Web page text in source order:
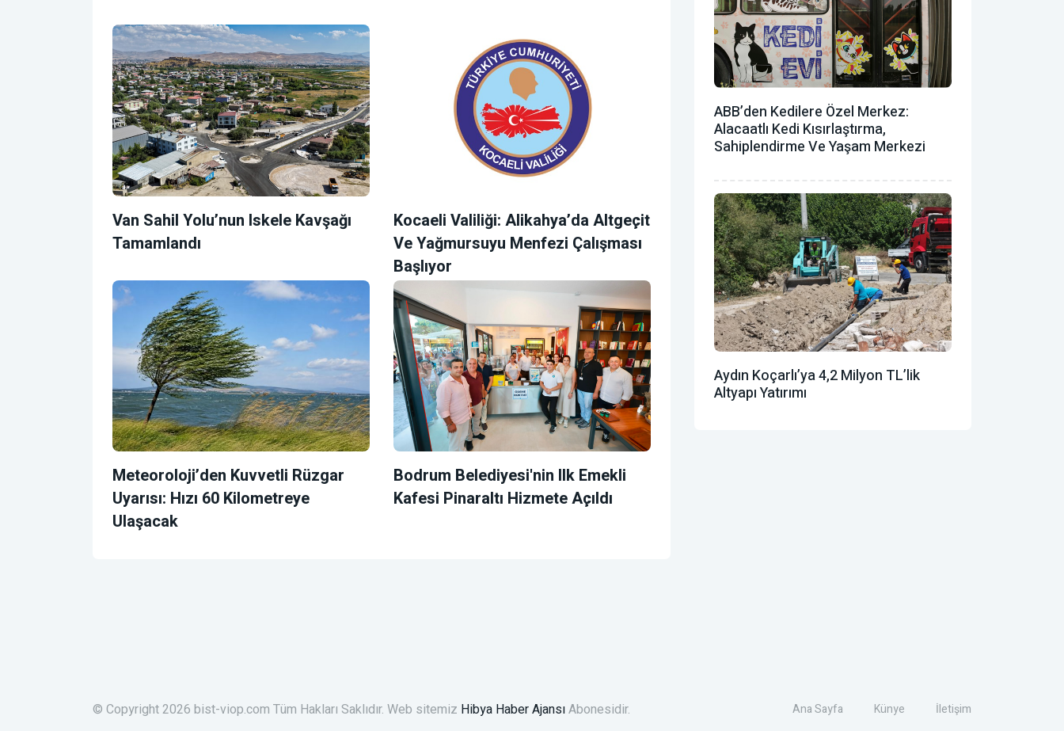
Van Sahil Yolu’nun Iskele Kavşağı
Tamamlandı
Kocaeli Valiliği: Alikahya’da Altgeçit
Ve Yağmursuyu Menfezi Çalışması
Başlıyor
Meteoroloji’den Kuvvetli Rüzgar
Uyarısı: Hızı 60 Kilometreye
Ulaşacak
Bodrum Belediyesi'nin Ilk Emekli
Kafesi Pinaraltı Hizmete Açıldı
ABB’den Kedilere Özel Merkez:
Alacaatlı Kedi Kısırlaştırma,
Sahiplendirme Ve Yaşam Merkezi
Aydın Koçarlı’ya 4,2 Milyon TL’lik
Altyapı Yatırımı
© Copyright 2026 bist-viop.com Tüm Hakları Saklıdır. Web sitemiz Hibya Haber AjansıAbonesidir. Ana Sayfa Künye İletişim